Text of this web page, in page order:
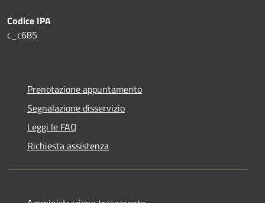
Codice IPA
c_c685
Prenotazione appuntamento
Segnalazione disservizio
Leggi le FAQ
Richiesta assistenza